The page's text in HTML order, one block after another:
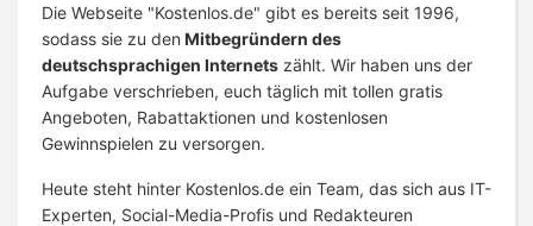
Die Webseite "Kostenlos.de" gibt es bereits seit 1996,
sodass sie zu den Mitbegründern des
deutschsprachigen Internets zählt. Wir haben uns der
Aufgabe verschrieben, euch täglich mit tollen gratis
Angeboten, Rabattaktionen und kostenlosen
Gewinnspielen zu versorgen.
Heute steht hinter Kostenlos.de ein Team, das sich aus IT-
Experten, Social-Media-Profis und Redakteuren